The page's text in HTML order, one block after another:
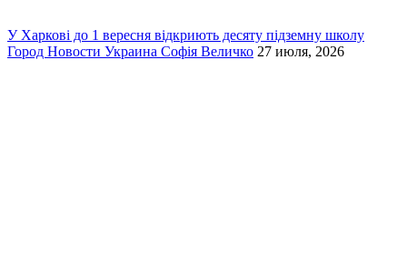
У Харкові до 1 вересня відкриють десяту підземну школу
Город Новости Украина Софія Величко 27 июля, 2026